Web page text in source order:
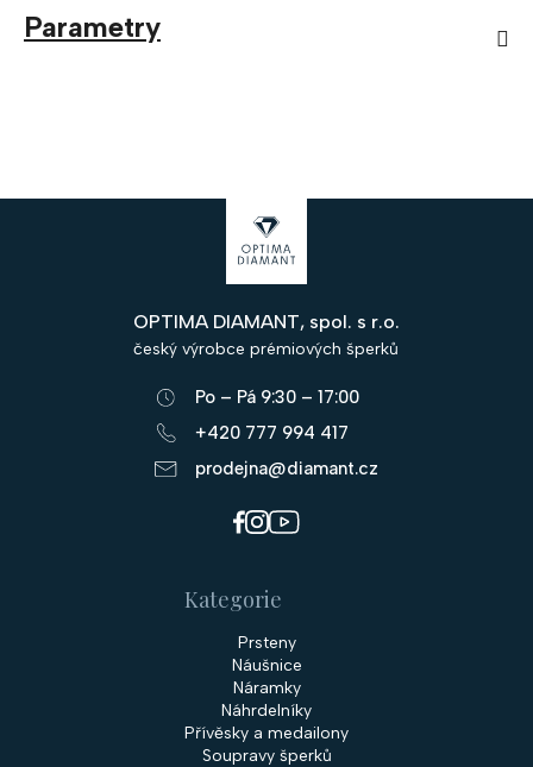
Parametry
OPTIMA DIAMANT, spol. s r.o.
český výrobce prémiových šperků
Po – Pá 9:30 – 17:00
+420 777 994 417
prodejna@diamant.cz
Kategorie
Prsteny
Náušnice
Náramky
Náhrdelníky
Přívěsky a medailony
Soupravy šperků